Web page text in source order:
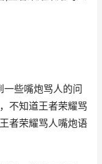
些嘴炮骂人的问
不知道王者荣耀骂
者荣耀骂人嘴炮语